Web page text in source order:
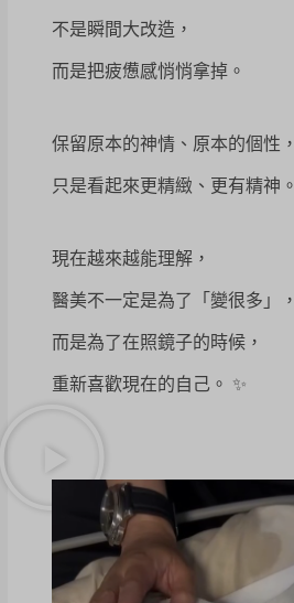
不是瞬間大改造，
而是把疲憊感悄悄拿掉。
保留原本的神情、原本的個性，
只是看起來更精緻、更有精神。
現在越來越能理解，
醫美不一定是為了「變很多」，
而是為了在照鏡子的時候，
重新喜歡現在的自己。 ✨